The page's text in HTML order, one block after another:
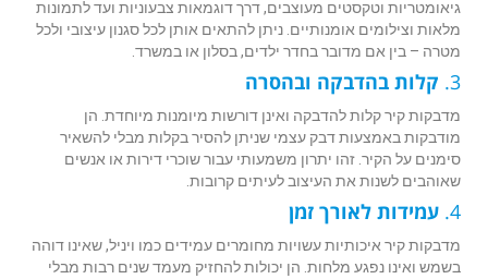
גיאומטריות וטקסטים מעוצבים, דרך דוגמאות צבעוניות ועד לתמונות
מלאות וצילומים אומנותיים. ניתן להתאים אותן לכל סגנון עיצובי ולכל
מטרה – בין אם מדובר בחדר ילדים, בסלון או במשרד.
3. קלות בהדבקה ובהסרה
מדבקות קיר קלות להדבקה ואינן דורשות מיומנות מיוחדת. הן
מודבקות באמצעות דבק עצמי שניתן להסיר בקלות מבלי להשאיר
סימנים על הקיר. זהו יתרון משמעותי עבור שוכרי דירות או אנשים
שאוהבים לשנות את העיצוב לעיתים קרובות.
4. עמידות לאורך זמן
מדבקות קיר איכותיות עשויות מחומרים עמידים כמו ויניל, שאינו דוהה
בשמש ואינו נפגע מלחות. הן יכולות להחזיק מעמד שנים רבות מבלי